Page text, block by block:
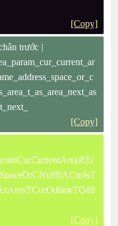
[Copy]
trước |
[Copy]
[Copy]